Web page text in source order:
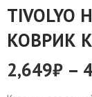
TIVOLYO
КОВРИК
2,649₽ –